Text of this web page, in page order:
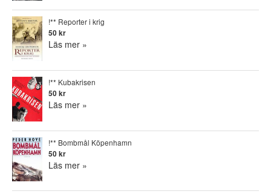
!** Reporter i krig
50 kr
Läs mer »
!** Kubakrisen
50 kr
Läs mer »
!** Bombmål Köpenhamn
50 kr
Läs mer »